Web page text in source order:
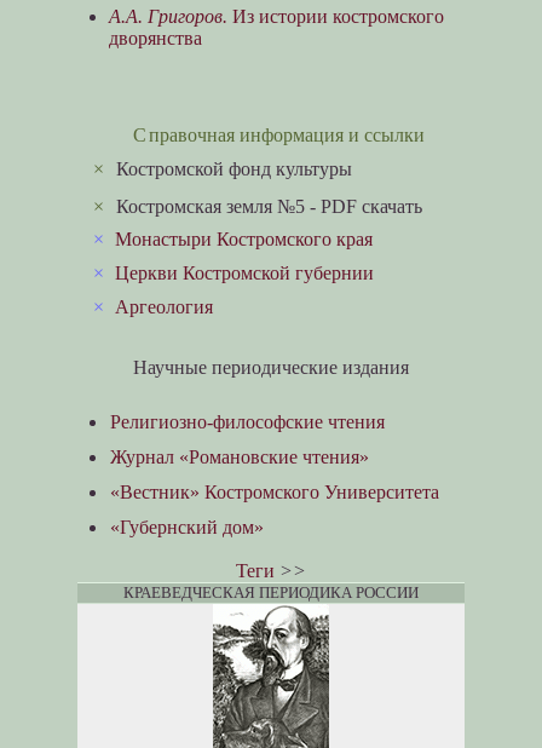
А.А. Григоров. Из истории костромского
дворянства
Справочная информация и ссылки
×Костромской фонд культуры
×Костромская земля №5 - PDF скачать
×Монастыри Костромского края
×Церкви Костромской губернии
Аргеология
Научные периодические издания
Религиозно-философские чтения
Журнал «Романовские чтения»
«Вестник» Костромского Университета
«Губернский дом»
Теги >>
КРАЕВЕДЧЕСКАЯ ПЕРИОДИКА РОССИИ